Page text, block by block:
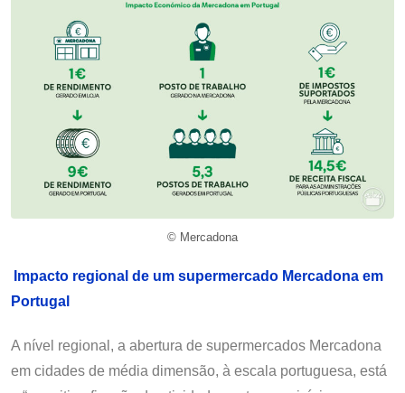
© Mercadona
Impacto regional de um supermercado Mercadona em
Portugal
A nível regional, a abertura de supermercados Mercadona
em cidades de média dimensão, à escala portuguesa, está